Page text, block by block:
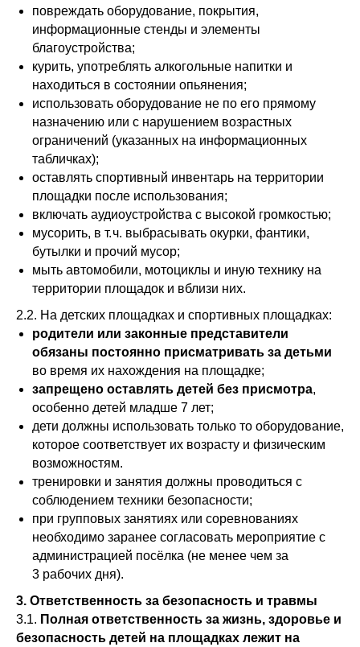
повреждать оборудование, покрытия,
информационные стенды и элементы
благоустройства;
курить, употреблять алкогольные напитки и
находиться в состоянии опьянения;
использовать оборудование не по его прямому
назначению или с нарушением возрастных
ограничений (указанных на информационных
табличках);
оставлять спортивный инвентарь на территории
площадки после использования;
включать аудиоустройства с высокой громкостью;
мусорить, в т. ч. выбрасывать окурки, фантики,
бутылки и прочий мусор;
мыть автомобили, мотоциклы и иную технику на
территории площадок и вблизи них.
2.2. На детских площадках и спортивных площадках:
родители или законные представители
обязаны постоянно присматривать за детьми
во время их нахождения на площадке;
запрещено оставлять детей без присмотра,
особенно детей младше 7 лет;
дети должны использовать только то оборудование,
которое соответствует их возрасту и физическим
возможностям.
тренировки и занятия должны проводиться с
соблюдением техники безопасности;
при групповых занятиях или соревнованиях
необходимо заранее согласовать мероприятие с
администрацией посёлка (не менее чем за
3 рабочих дня).
3. Ответственность за безопасность и травмы
3.1. Полная ответственность за жизнь, здоровье и
безопасность детей на площадках лежит на